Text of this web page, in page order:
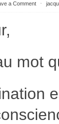
a Comment ⋅
mot